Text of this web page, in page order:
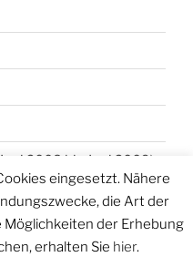
2008 bis Juni 2009)
eingesetzt. Nähere
die Art der
der Erhebung
erhalten Sie hier.